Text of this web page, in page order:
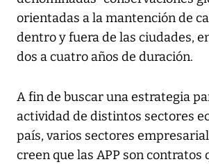
orientadas a la mantención de
dentro y fuera de las ciudades,
dos a cuatro años de duración.
A fin de buscar una estrategia
actividad de distintos sectores
país, varios sectores
creen que las APP son contratos